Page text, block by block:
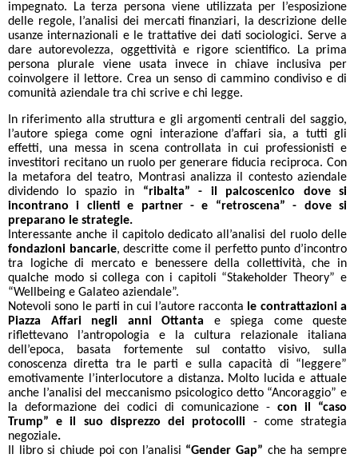
impegnato. La terza persona viene utilizzata per l’esposizione
delle regole, l’analisi dei mercati finanziari, la descrizione delle
usanze internazionali e le trattative dei dati sociologici. Serve a
dare autorevolezza, oggettività e rigore scientifico. La prima
persona plurale viene usata invece in chiave inclusiva per
coinvolgere il lettore. Crea un senso di cammino condiviso e di
comunità aziendale tra chi scrive e chi legge.
In riferimento alla struttura e gli argomenti centrali del saggio,
l’autore spiega come ogni interazione d’affari sia, a tutti gli
effetti, una messa in scena controllata in cui professionisti e
investitori recitano un ruolo per generare fiducia reciproca. Con
la metafora del teatro, Montrasi analizza il contesto aziendale
dividendo lo spazio in “ribalta” - il palcoscenico dove si
incontrano i clienti e partner - e “retroscena” - dove si
preparano le strategie.
Interessante anche il capitolo dedicato all’analisi del ruolo delle
fondazioni bancarie, descritte come il perfetto punto d’incontro
tra logiche di mercato e benessere della collettività, che in
qualche modo si collega con i capitoli “Stakeholder Theory” e
“Wellbeing e Galateo aziendale”.
Notevoli sono le parti in cui l’autore racconta le contrattazioni a
Piazza Affari negli anni Ottanta e spiega come queste
riflettevano l’antropologia e la cultura relazionale italiana
dell’epoca, basata fortemente sul contatto visivo, sulla
conoscenza diretta tra le parti e sulla capacità di “leggere”
emotivamente l’interlocutore a distanza. Molto lucida e attuale
anche l’analisi del meccanismo psicologico detto “Ancoraggio” e
la deformazione dei codici di comunicazione - con il “caso
Trump” e il suo disprezzo dei protocolli - come strategia
negoziale.
Il libro si chiude poi con l’analisi “Gender Gap” che ha sempre